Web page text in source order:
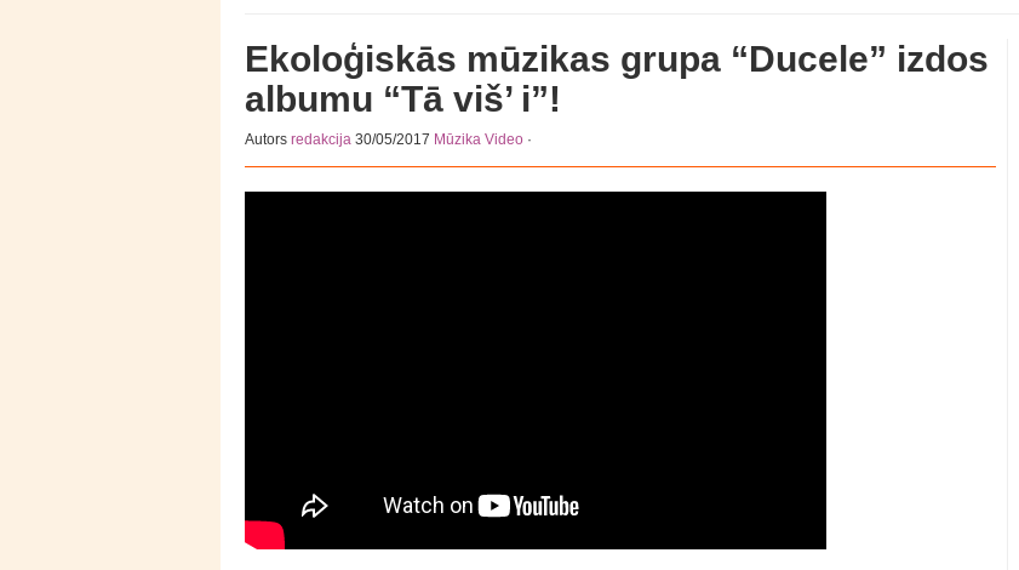
Ekoloģiskās mūzikas grupa “Ducele” izdos
albumu “Tā viš’ i”!
Autors redakcija 30/05/2017 Mūzika Video ·